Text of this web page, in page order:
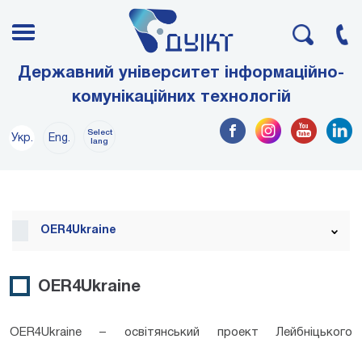
Державний університет інформаційно-
комунікаційних технологій
Укр. Eng.
Select
lang
OER4Ukraine
OER4Ukraine
OER4Ukraine – освітянський проект Лейбніцького